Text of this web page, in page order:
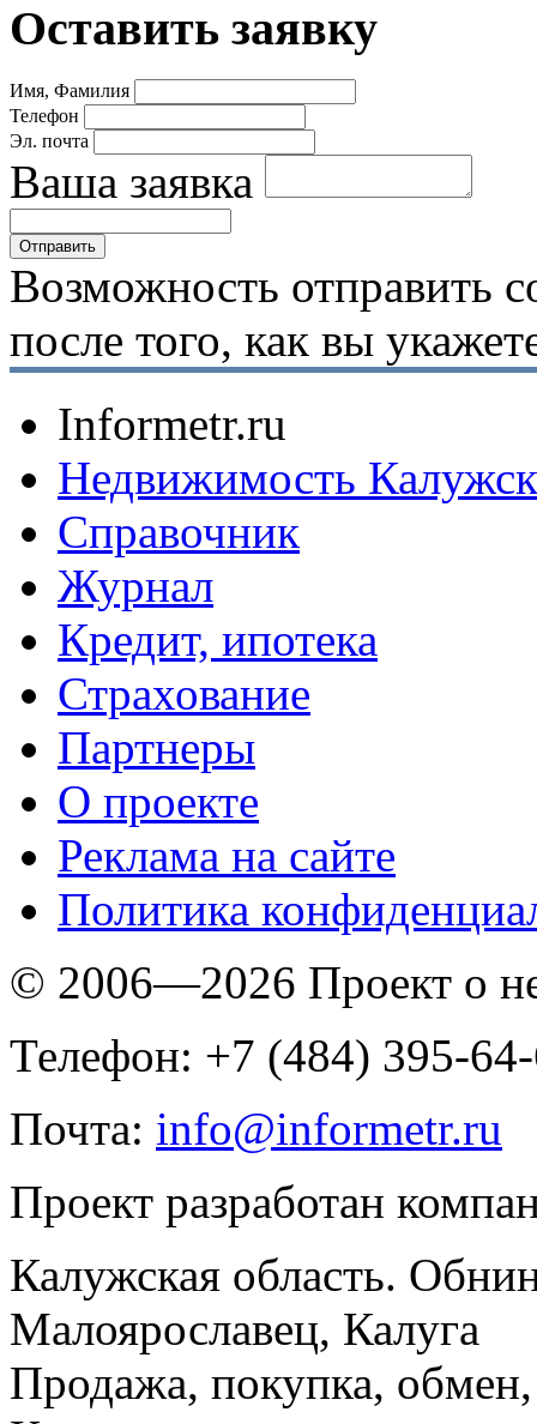
Оставить заявку
Имя, Фамилия
Телефон
Эл. почта
Ваша заявка
Возможность отправить
после того, как вы
Informetr.ru
Недвижимость
Справочник
Журнал
Кредит, ипотека
Страхование
Партнеры
O проекте
Реклама на сайте
Политика
© 2006—2026 Проект о
Телефон: +7 (484) 395-
Почта: info@informetr.ru
Проект разработан
Калужская область.
Малоярославец, Калуга
Продажа, покупка, обмен,